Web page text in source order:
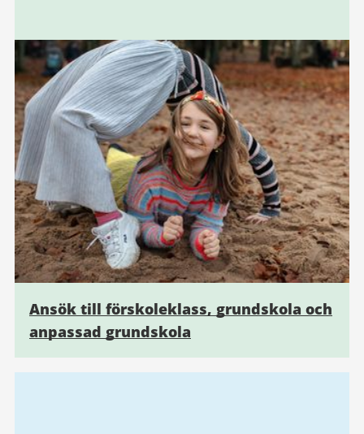
Ansök till förskoleklass, grundskola och
anpassad grundskola